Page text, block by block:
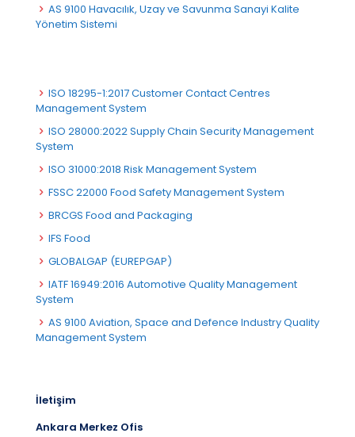
AS 9100 Havacılık, Uzay ve Savunma Sanayi Kalite
Yönetim Sistemi
ISO 18295-1:2017 Customer Contact Centres
Management System
ISO 28000:2022 Supply Chain Security Management
System
ISO 31000:2018 Risk Management System
FSSC 22000 Food Safety Management System
BRCGS Food and Packaging
IFS Food
GLOBALGAP (EUREPGAP)
IATF 16949:2016 Automotive Quality Management
System
AS 9100 Aviation, Space and Defence Industry Quality
Management System
İletişim
Ankara Merkez Ofis